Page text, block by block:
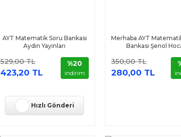
AYT Matematik Soru Bankası
Aydın Yayınları
529,00 TL
423,20 TL
%20
indirim
Hızlı Gönderi
Merhaba AYT
Bankası Şenol
350,00 TL
280,00 TL